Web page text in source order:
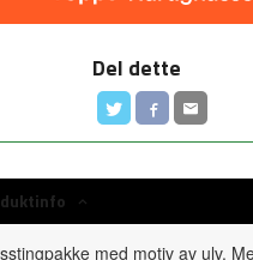
Del dette
med motiv av ulv.